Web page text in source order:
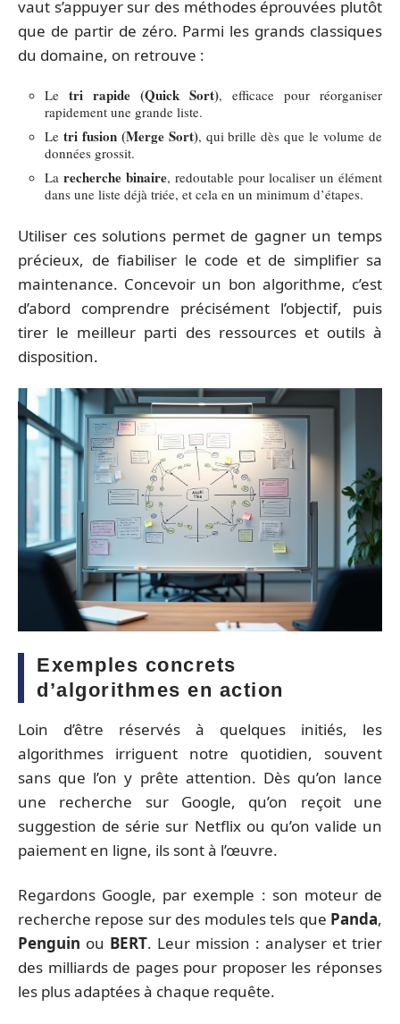
vaut s’appuyer sur des méthodes éprouvées plutôt
que de partir de zéro. Parmi les grands classiques
du domaine, on retrouve :
Le tri rapide (Quick Sort), efficace pour réorganiser
rapidement une grande liste.
Le tri fusion (Merge Sort), qui brille dès que le volume de
données grossit.
La recherche binaire, redoutable pour localiser un élément
dans une liste déjà triée, et cela en un minimum d’étapes.
Utiliser ces solutions permet de gagner un temps
précieux, de fiabiliser le code et de simplifier sa
maintenance. Concevoir un bon algorithme, c’est
d’abord comprendre précisément l’objectif, puis
tirer le meilleur parti des ressources et outils à
disposition.
Exemples concrets
d’algorithmes en action
Loin d’être réservés à quelques initiés, les
algorithmes irriguent notre quotidien, souvent
sans que l’on y prête attention. Dès qu’on lance
une recherche sur Google, qu’on reçoit une
suggestion de série sur Netflix ou qu’on valide un
paiement en ligne, ils sont à l’œuvre.
Regardons Google, par exemple : son moteur de
recherche repose sur des modules tels que Panda,
Penguin ou BERT. Leur mission : analyser et trier
des milliards de pages pour proposer les réponses
les plus adaptées à chaque requête.